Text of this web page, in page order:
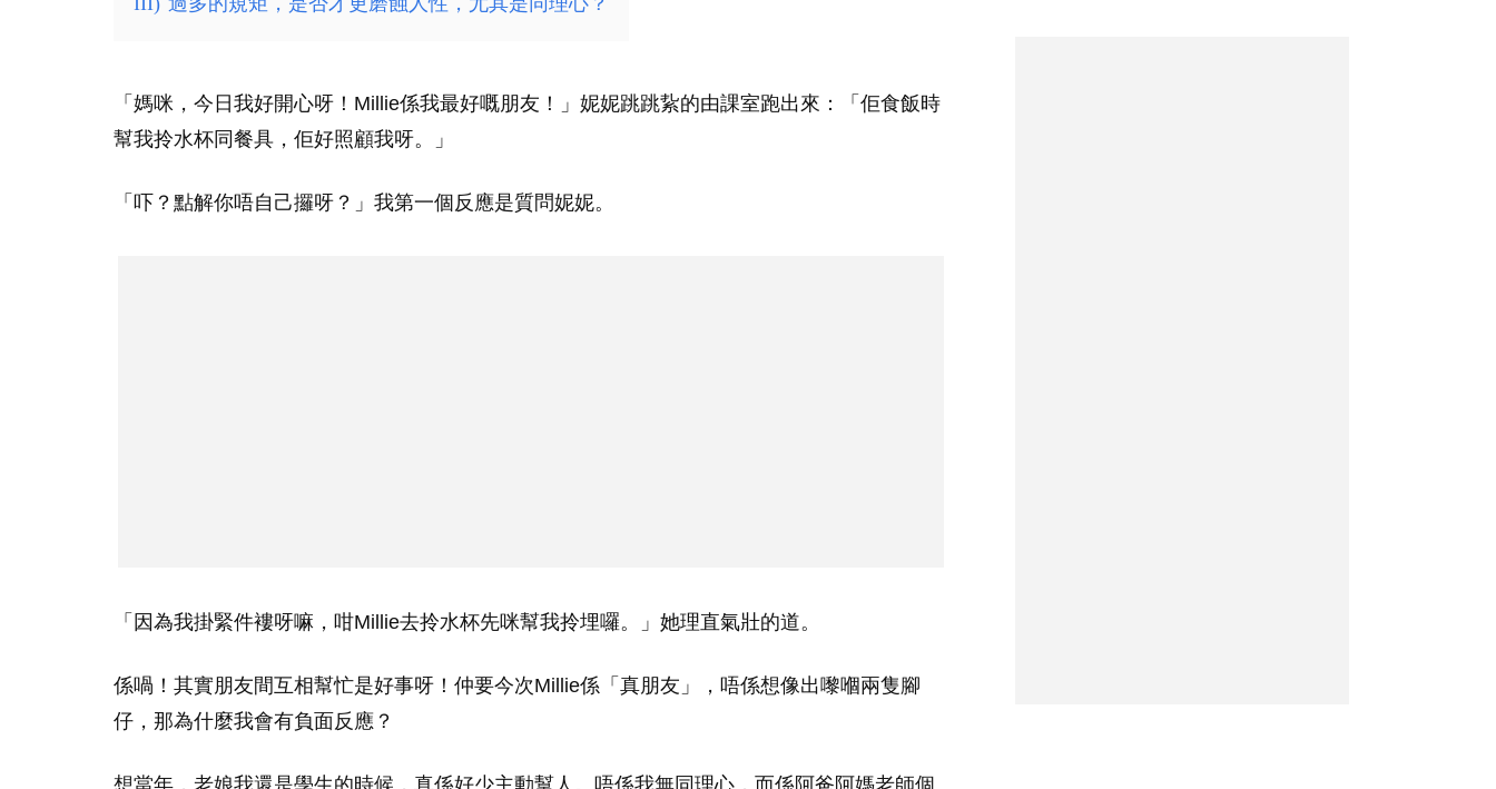
「媽咪，今日我好開心呀！Millie係我最好嘅朋友！」妮妮跳跳紥的由課室跑出來：「佢食飯時
幫我拎水杯同餐具，佢好照顧我呀。」
「吓？點解你唔自己攞呀？」我第一個反應是質問妮妮。
「因為我掛緊件褸呀嘛，咁Millie去拎水杯先咪幫我拎埋囉。」她理直氣壯的道。
係喎！其實朋友間互相幫忙是好事呀！仲要今次Millie係「真朋友」，唔係想像出嚟嗰兩隻腳
仔，那為什麼我會有負面反應？